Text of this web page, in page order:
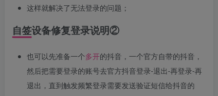
这样就解决了无法登录的问题；
自签设备修复登录说明②
也可以先准备一个多开的抖音，一个官方自带的抖音，
然后把需要登录的账号去官方抖音登录-退出-再登录-再
退出，直到触发频繁登录需要发送验证短信给抖音的